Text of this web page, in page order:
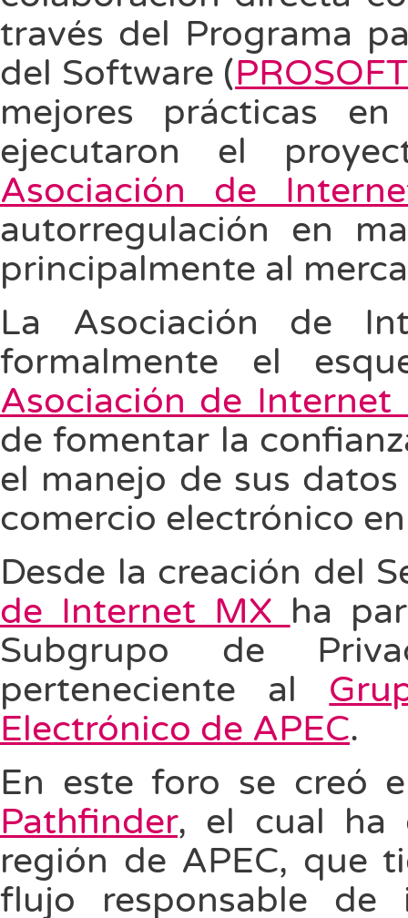
través del Programa
del Software (PROSOFT
mejores prácticas
ejecutaron el
Asociación de
autorregulación en
principalmente al
La Asociación de
formalmente el
Asociación de
de fomentar la
el manejo de sus
comercio electrónico
Desde la creación del
de Internet MX ha
Subgrupo de
perteneciente al
Electrónico de APEC.
En este foro se creó
Pathfinder, el cual ha
región de APEC, que
flujo responsable de